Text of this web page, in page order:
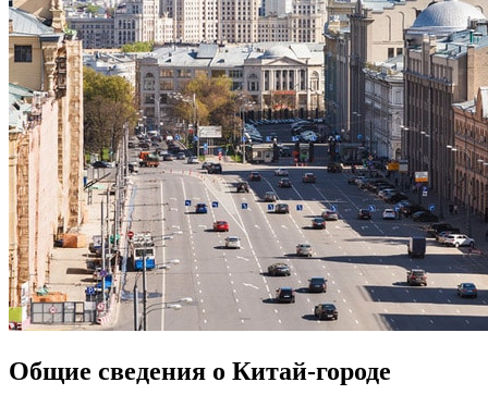
Общие сведения о Китай-городе